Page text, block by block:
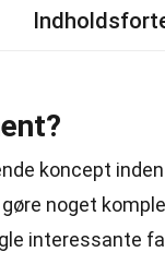
koncept
noget
interessante